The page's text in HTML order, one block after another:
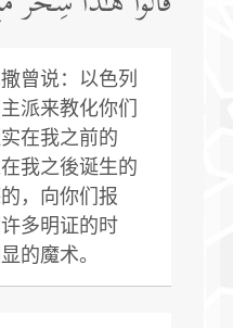
曾说：以色列
派来教化你们
在我之前的
我之後诞生的
，向你们报
多明证的时
的魔术。